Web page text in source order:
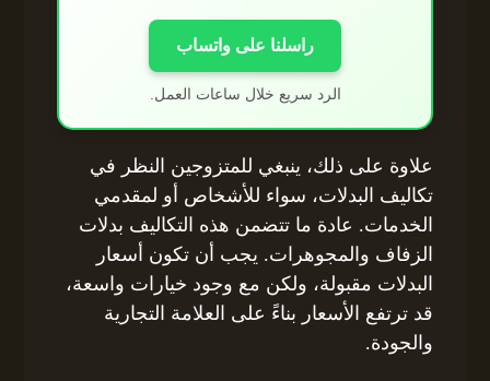
راسلنا على واتساب
الرد سريع خلال ساعات العمل.
علاوة على ذلك، ينبغي للمتزوجين النظر في
تكاليف البدلات، سواء للأشخاص أو لمقدمي
الخدمات. عادة ما تتضمن هذه التكاليف بدلات
الزفاف والمجوهرات. يجب أن تكون أسعار
البدلات مقبولة، ولكن مع وجود خيارات واسعة،
قد ترتفع الأسعار بناءً على العلامة التجارية
والجودة.